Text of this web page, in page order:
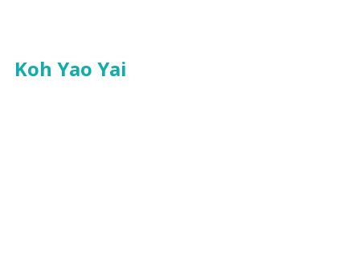
Koh Yao Yai